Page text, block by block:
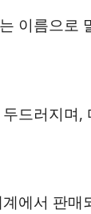
이름으로
드러지며
에서 판매